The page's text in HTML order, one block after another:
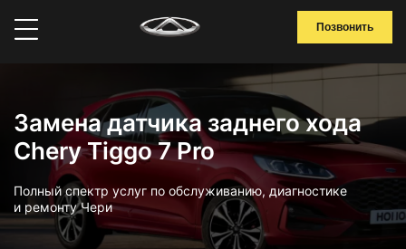
Позвонить
Замена датчика заднего хода
Chery Tiggo 7 Pro
Полный спектр услуг по обслуживанию, диагностике
и ремонту Чери